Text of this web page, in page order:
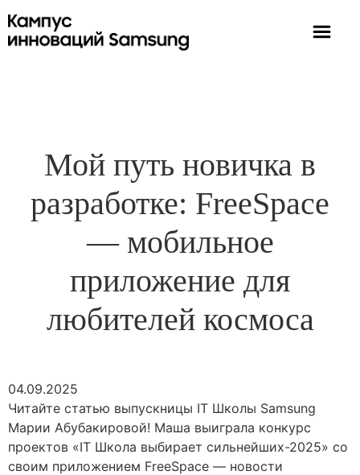
Мой путь новичка в
разработке: FreeSpace
— мобильное
приложение для
любителей космоса
04.09.2025
Читайте статью выпускницы IT Школы Samsung
Марии Абубакировой! Маша выиграла конкурс
проектов «IT Школа выбирает сильнейших-2025» со
своим приложением FreeSpace — новости